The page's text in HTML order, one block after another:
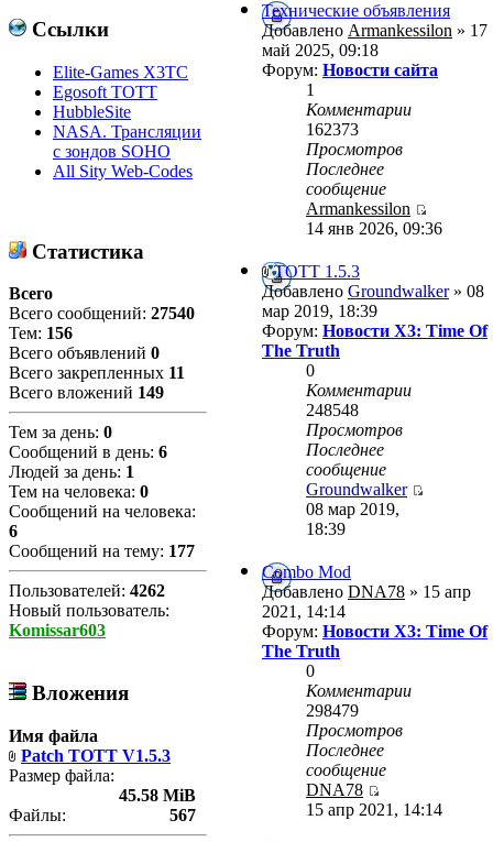
Ссылки
Elite-Games X3TC
Egosoft TOTT
HubbleSite
NASA. Трансляции
с зондов SOHO
All Sity Web-Codes
Статистика
Всего
Всего сообщений: 27540
Тем: 156
Всего объявлений 0
Всего закрепленных 11
Всего вложений 149
Тем за день: 0
Сообщений в день: 6
Людей за день: 1
Тем на человека: 0
Сообщений на человека:
6
Сообщений на тему: 177
Пользователей: 4262
Новый пользователь:
Komissar603
Вложения
Имя файла
Patch TOTT V1.5.3
Размер файла:
45.58 MiB
Файлы:
567
Технические объявления
Добавлено Armankessilon » 17
май 2025, 09:18
Форум: Новости сайта
1
Комментарии
162373
Просмотров
Последнее
сообщение
Armankessilon
14 янв 2026, 09:36
ТОТТ 1.5.3
Добавлено Groundwalker» 08
мар 2019, 18:39
Форум: Новости X3: Time Of
The Truth
0
Комментарии
248548
Просмотров
Последнее
сообщение
Groundwalker
08 мар 2019,
18:39
Combo Mod
Добавлено DNA78 » 15 апр
2021, 14:14
Форум: Новости X3: Time Of
The Truth
0
Комментарии
298479
Просмотров
Последнее
сообщение
DNA78
15 апр 2021, 14:14